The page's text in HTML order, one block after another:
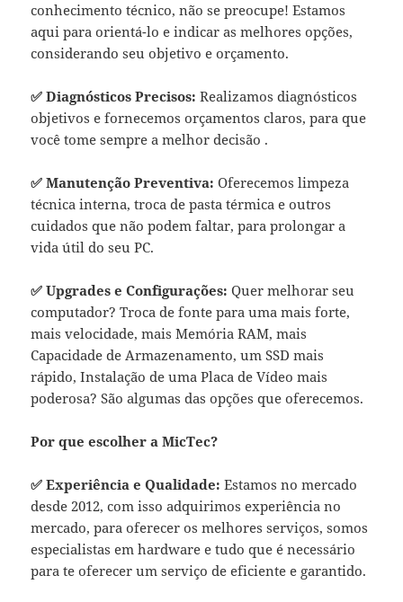
conhecimento técnico, não se preocupe! Estamos
aqui para orientá-lo e indicar as melhores opções,
considerando seu objetivo e orçamento.
✅ Diagnósticos Precisos: Realizamos diagnósticos
objetivos e fornecemos orçamentos claros, para que
você tome sempre a melhor decisão .
✅ Manutenção Preventiva: Oferecemos limpeza
técnica interna, troca de pasta térmica e outros
cuidados que não podem faltar, para prolongar a
vida útil do seu PC.
✅ Upgrades e Configurações: Quer melhorar seu
computador? Troca de fonte para uma mais forte,
mais velocidade, mais Memória RAM, mais
Capacidade de Armazenamento, um SSD mais
rápido, Instalação de uma Placa de Vídeo mais
poderosa? São algumas das opções que oferecemos.
Por que escolher a MicTec?
✅ Experiência e Qualidade: Estamos no mercado
desde 2012, com isso adquirimos experiência no
mercado, para oferecer os melhores serviços, somos
especialistas em hardware e tudo que é necessário
para te oferecer um serviço de eficiente e garantido.